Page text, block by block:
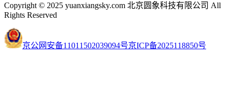
Copyright © 2025 yuanxiangsky.com 北京圆象科技有限公司 All
Rights Reserved
京公网安备11011502039094号京ICP备2025118850号